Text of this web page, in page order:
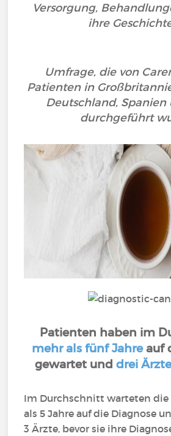
Versorgung,
ihre
Umfrage, die von
Patienten in
Deutschland,
durchgeführt
Patienten haben im
mehr als fünf Jahreauf
gewartet und drei Ärzte
Im Durchschnitt warteten
als 5 Jahre auf die Diagnose
3 Ärzte, bevor sie ihre